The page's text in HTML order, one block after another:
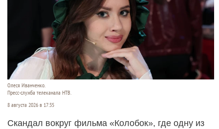
Олеся Иванченко.
Пресс-служба телеканала НТВ.
8 августа 2026 в 17:35
Скандал вокруг фильма «Колобок», где одну из